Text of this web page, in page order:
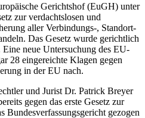
Gerichtshof (EuGH) unter
zur verdachtslosen und
aller Verbindungs-, Standort-
Das Gesetz wurde gerichtlich
neue Untersuchung des EU-
28 eingereichte Klagen gegen
in der EU nach.
und Jurist Dr. Patrick Breyer
gegen das erste Gesetz zur
Bundesverfassungsgericht gezogen